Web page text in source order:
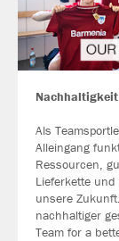
Nachhaltigkeit
Als
Alleingang
Ressourcen,
Lieferkette
unsere
nachhaltiger
Team for a